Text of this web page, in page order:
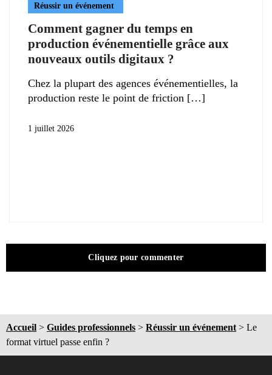
Réussir un événement
Comment gagner du temps en
production événementielle grâce aux
nouveaux outils digitaux ?
Chez la plupart des agences événementielles, la
production reste le point de friction
1 juillet 2026
Cliquez pour commenter
Accueil > Guides professionnels > Réussir un événement > Le
format virtuel passe enfin ?